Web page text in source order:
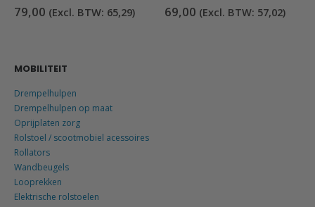
0out of 5
79,00 (Excl. BTW: 65,29) 0out of 5
69,00 (Excl. BTW: 57,02)
MOBILITEIT
Drempelhulpen
Drempelhulpen op maat
Oprijplaten zorg
Rolstoel / scootmobiel acessoires
Rollators
Wandbeugels
Looprekken
Elektrische rolstoelen